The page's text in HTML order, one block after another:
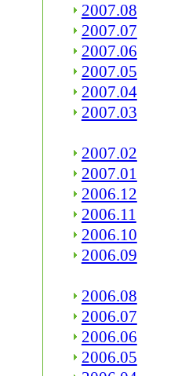
2007.08
2007.07
2007.06
2007.05
2007.04
2007.03
2007.02
2007.01
2006.12
2006.11
2006.10
2006.09
2006.08
2006.07
2006.06
2006.05